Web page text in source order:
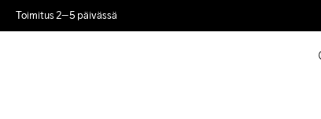
Toimitus 2–5 päivässä